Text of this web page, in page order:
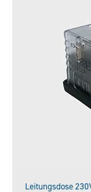
Leitungsdose